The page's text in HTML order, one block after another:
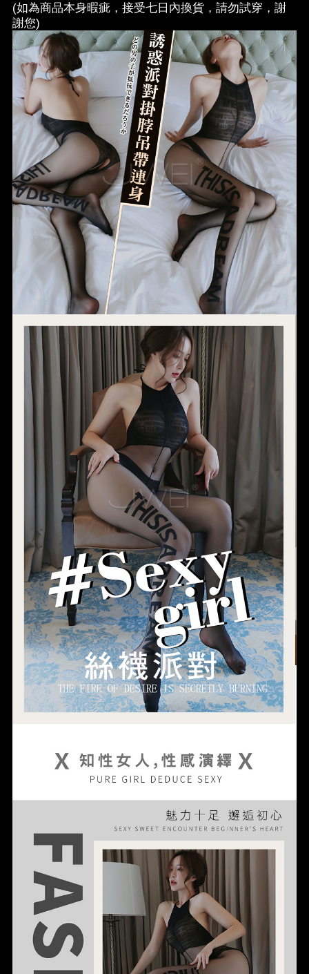
(如為商品本身暇疵，接受七日內換貨，請勿試穿，謝
謝您)